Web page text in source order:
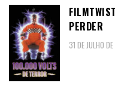
PERDER
31 DE JULHO